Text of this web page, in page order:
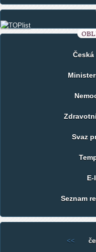
Svaz
Seznam
<<